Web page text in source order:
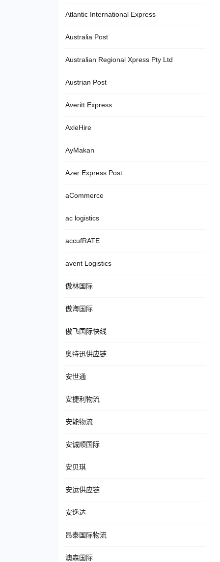
Atlantic International Express
Australia Post
Australian Regional Xpress Pty Ltd
Austrian Post
Averitt Express
AxleHire
AyMakan
Azer Express Post
aCommerce
ac logistics
accufRATE
avent Logistics
傲林国际
傲海国际
傲飞国际快线
奥特迅供应链
安世通
安捷利物流
安能物流
安诚顺国际
安贝琪
安运供应链
安逸达
昂泰国际物流
澳森国际